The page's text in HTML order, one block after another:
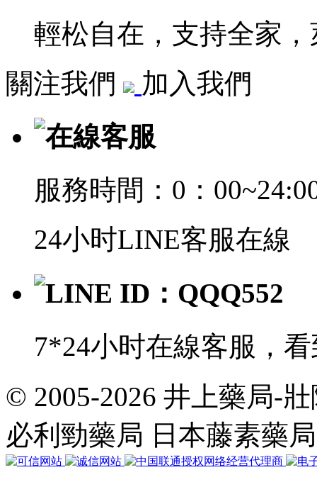
輕松自在，支持全家
關注我們
加入我們
在線客服
服務時間：0：
24小时LINE客服在線
LINE ID：QQQ552
7*24小时在線客服，
共
行
35
個
查
© 2005-2026 井上藥局-
必利勁藥局 日本藤素藥